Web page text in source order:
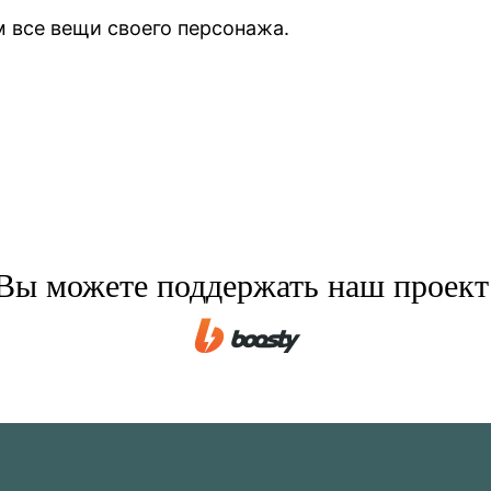
вещи своего персонажа.
можете поддержать наш